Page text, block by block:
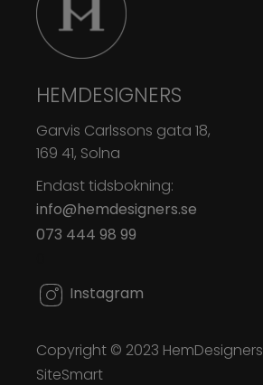
HEMDESIGNERS
Garvis Carlssons gata 18,
169 41, Solna
Endast tidsbokning:
info@hemdesigners.se
073 444 98 99
Instagram
Copyright © 2023 HemDesigners
SiteSmart